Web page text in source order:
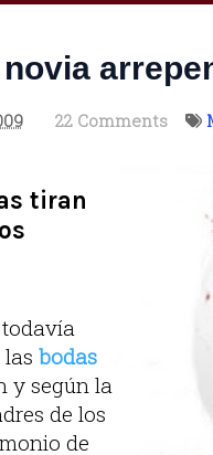
novia
22 Comments
tiran
bodas
y según la
de los
de